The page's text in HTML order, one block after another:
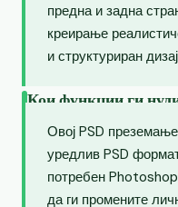
предна и задна
креирање
и структуриран
Кои функции ги
Овој PSD
уредлив PSD
потребен
да ги промените